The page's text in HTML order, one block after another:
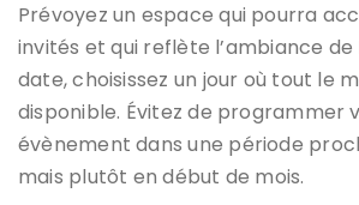
Prévoyez un espace qui pourra
invités et qui reflète l’ambiance de
date, choisissez un jour où tout le
disponible. Évitez de programmer
évènement dans une période
mais plutôt en début de mois.